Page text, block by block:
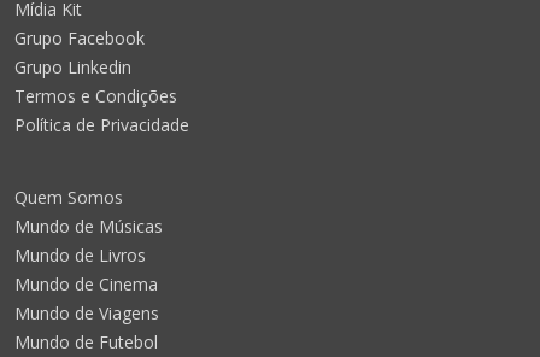
Mídia Kit
Grupo Facebook
Grupo Linkedin
Termos e Condições
Política de Privacidade
Quem Somos
Mundo de Músicas
Mundo de Livros
Mundo de Cinema
Mundo de Viagens
Mundo de Futebol